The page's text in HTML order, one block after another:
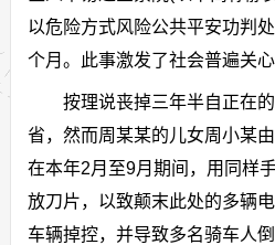
以危险方式风险公共平安功判
个月。此事激发了社会普遍关心
按理说丧掉三年半自正在的
省，然而周某某的儿女周小某
在本年2月至9月期间，用同样
放刀片，以致颠末此处的多辆
车辆掉控，并导致多名骑车人